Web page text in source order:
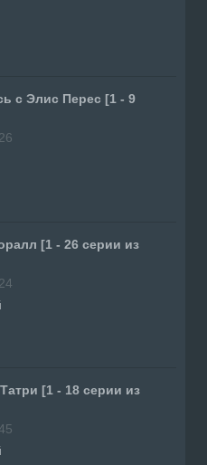
с Элис Перес [1 - 9
[1 - 26 серии из
[1 - 18 серии из